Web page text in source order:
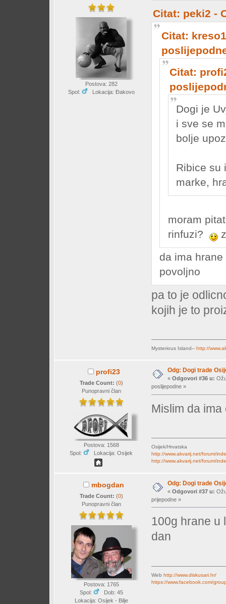
Postova: 282
Spol:
Lokacija: Đakovo
Citat: peki2 -
Citat:
Citat:
Dogi je
i sve se
bolje
Ribice su
marke,
moram
rinfuzi?
da ima
povoljno
pa to je
kojih je to
Mysterious Island-- http://
profi23
Trade Count: (0)
Punopravni član
Postova: 1568
Spol:
Lokacija: Osijek
Odg: Dogi trade
« Odgovori #36 u:
poslijepodne »
Mislim da
Osijek/Hrvatska
http://www.akvarij.net/forum/
http://www.akvarij.net/forum/
mbogdan
Trade Count: (0)
Punopravni član
Postova: 1765
Spol:
Dob: 45
Lokacija: Osijek - Bilje
Odg: Dogi trade
« Odgovori #37 u:
prijepodne »
100g hrane u
dan
Web http://www.diskusari.hr/
https://www.facebook.com/